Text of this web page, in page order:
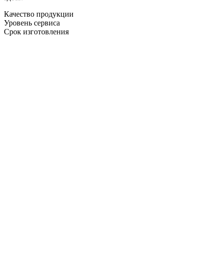
Качество продукции
Уровень сервиса
Срок изготовления